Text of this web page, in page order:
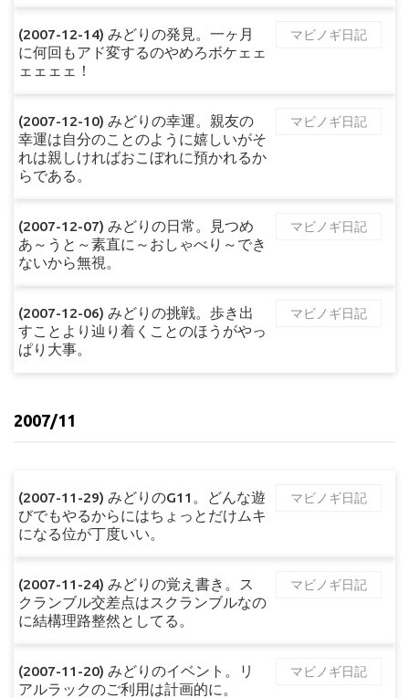
(2007-12-14) みどりの発見。一ヶ月
に何回もアド変するのやめろボケェェ
ェェェェ！
マビノギ日記
(2007-12-10) みどりの幸運。親友の
幸運は自分のことのように嬉しいがそ
れは親しければおこぼれに預かれるか
らである。
マビノギ日記
(2007-12-07) みどりの日常。見つめ
あ～うと～素直に～おしゃべり～でき
ないから無視。
マビノギ日記
(2007-12-06) みどりの挑戦。歩き出
すことより辿り着くことのほうがやっ
ぱり大事。
マビノギ日記
2007/11
(2007-11-29) みどりのG11。どんな遊
びでもやるからにはちょっとだけムキ
になる位が丁度いい。
マビノギ日記
(2007-11-24) みどりの覚え書き。ス
クランブル交差点はスクランブルなの
に結構理路整然としてる。
マビノギ日記
(2007-11-20) みどりのイベント。リ
アルラックのご利用は計画的に。
マビノギ日記